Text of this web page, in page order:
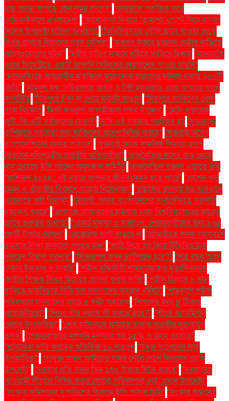
হাড় জোড়া লাগতে কেন সময় লাগে?" "ভারতকে পরাজিত করে
সেমিফাইনালে বাংলাদেশ" "ভালোবাসা দিবসে ‘তামাশা’ পোস্ট নিয়ে ব্যাখ্যা
দিলেন উপদেষ্টা ফরিদা আখতার" "ভিনিসিয়ুসকে সৌদি ক্লাবে যাওয়া থেকে
বিরত রাখতে রিয়ালের নতুন কৌশল" "মতলব উত্তরে ছাত্রদল নেত্রীর বাড়িতে
অগ্নিসংযোগের ঘটনা" "মন্ত্রীর বাড়ির সামনে বৃষ্টিতে দাঁড়িয়ে ছিলাম"ময়নামতি
ওয়ার সিমেট্রিতে একটি জাপানি সৈনিকের দেহাবশেষ পাওয়া যায়নি"
"ময়মনসিংহে আজহারীর মাহফিলে মুঠোফোন হারানোর ঘটনায় থানায় ২০০টি
জিডি" "মামুনুল হক: সচিবালয়ে আগুন ও টঙ্গী হত্যাকাণ্ড একে অপরের সাথে
সম্পর্কিত"মিরপুরে চাঁদা না পেয়ে মার্কেট ভাঙচুর"মিরপুরে সাকিবের খেলা
বন্ধে বিক্ষোভ"মির্জা ফখরুল আগামীকাল লন্ডন যাচ্ছেন" "মেসি-সুয়ারেজ
জুটি: কি এটি সর্বকালের সেরা?" "যদি এই সরকার পরাজিত হয়"যুক্তরাজ্য
রাশিয়াকে সহায়তা করা ব্যক্তিদের প্রবেশ নিষিদ্ধ করছে" "যুক্তরাষ্ট্র অবৈধ
বাংলাদেশিদের ফেরত পাঠাবে" "যুক্তরাষ্ট্র থেকে সামরিক বিমানে দেশে
ফিরলেন নথিপত্রহীন ভারতীয় অভিবাসীরা" "রাজনৈতিক দলের কাছ থেকে
নাম চেয়েছে ইসি গঠনের অনুসন্ধান কমিটি" "রাজনৈতিক বক্তব্য এড়াতে চাই
"রাশিফল ২০২৪: এই বছরে আপনার জীবন কেমন হতে পারে" "রাশেদ খান
মেনন ও তাঁর স্ত্রীর বিদেশে যাত্রায় নিষেধাজ্ঞা" "রাহুলের তুলনায় বড় ব্যবধানে
ওয়েনাডে জয়ী প্রিয়াঙ্কা" "রিজভী: ভারত বাংলাদেশের সার্বভৌমত্বে সরাসরি
হস্তক্ষেপ করছে" "রূপগঞ্জে ডাকাতদের হামলায় ঢাকা বিশ্ববিদ্যালয়ের ছাত্রের
চোখে গুরুতর আঘাত" "রেকর্ড মুনাফা ও লভ্যাংশ: শেয়ারধারীদের জন্য ৯৭৫
কোটি টাকার ঘোষণা" "রেস্তোরাঁয় ভ্যাট বাড়ছে না"রৌমারীতে কৃষক সমাবেশে
হামলার নিন্দা জানালো গণতন্ত্র মঞ্চ" "লাঠি দিয়ে ভর দিয়ে টিসিবির ট্রাক
খুঁজছেন বিল্লাল সরদার" "লিভারপুল কখন চ্যাম্পিয়ন হবে?" "শত বছর আগে
ঢাকায় ইফতার ও সাহ্‌রি" "শহীদ বুদ্ধিজীবী শামসুজ্জোহার মৃত্যুদিবসকে
জাতীয় শিক্ষক দিবস হিসেবে ঘোষণা করার দাবি" "শহীদ মিনারে ৬ দফা
দাবিতে চাকরিচ্যুত বিডিআর সদস্যদের অবস্থান ধর্মঘট" "শাহবাগে শহীদ
পরিবারের সদস্যদের সাড়ে ৫ ঘণ্টা অবরোধ"শিশুদের জন্য ফ্লু টিকার
প্রয়োজনীয়তা" "শিশুর দাঁত নড়লে কী করতে হবে?" "শীতে ব্যাডমিন্টন
খেলার উপকারিতা" "শেখ হাসিনাকে থামাতে ঢাকায় ভারতীয় দূতাবাসে
তলব" "শেয়ারবাজারে মূলধনি মুনাফার কর ১৫% এ নেমে এসেছে"
"শ্রমিকেরা দাবি করছেন অতিরিক্ত ১০ শতাংশ"সবুজ আপেলের নানা
উপকারিতা" "সংযুক্ত আরব আমিরাত সফর শেষে দেশে ফিরলেন প্রধান
উপদেষ্টা" "সরকার প্রতি ডজন ডিম ১৩০ টাকায় বিক্রি করবে" "সরকারের
আওয়ামী লীগকে নিষিদ্ধ করার কোনো পরিকল্পনা নেই: প্রধান উপদেষ্টা"
"সংস্কার কমিশনের সুপারিশের বিরুদ্ধে ইসি পাঠাল চিঠি" "সংস্কার প্রস্তাবের